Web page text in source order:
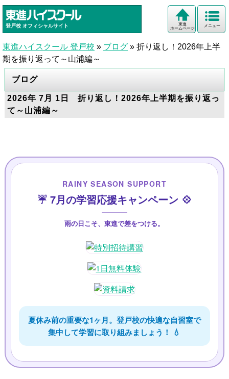
登戸校 オフィシャルサイト メニュー
東進
ホームページ
東進ハイスクール 登戸校 » ブログ » 折り返し！2026年上半
期を振り返って～山浦編～
ブログ
2026年 7月 1日 折り返し！2026年上半期を振り返っ
て～山浦編～
RAINY SEASON SUPPORT
☔ 7月の学習応援キャンペーン 💠
雨の日こそ、東進で差をつける。
夏休み前の重要な1ヶ月。登戸校の快適な自習室で
集中して学習に取り組みましょう！ 💧